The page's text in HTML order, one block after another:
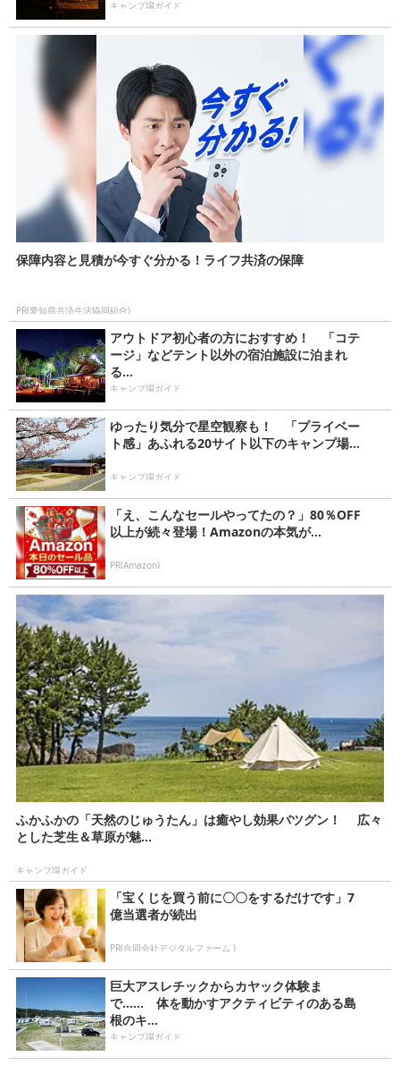
キャンプ場ガイド
保障内容と見積が今すぐ分かる！ライフ共済の保障
PR(愛知県共済生活協同組合)
アウトドア初心者の方におすすめ！ 「コテ
ージ」などテント以外の宿泊施設に泊まれ
る...
キャンプ場ガイド
ゆったり気分で星空観察も！ 「プライベー
ト感」あふれる20サイト以下のキャンプ場...
キャンプ場ガイド
「え、こんなセールやってたの？」80％OFF
以上が続々登場！Amazonの本気が...
PR(Amazon)
ふかふかの「天然のじゅうたん」は癒やし効果バツグン！ 広々
とした芝生＆草原が魅...
キャンプ場ガイド
「宝くじを買う前に〇〇をするだけです」7
億当選者が続出
PR(合同会社デジタルファーム )
巨大アスレチックからカヤック体験ま
で…… 体を動かすアクティビティのある島
根のキ...
キャンプ場ガイド